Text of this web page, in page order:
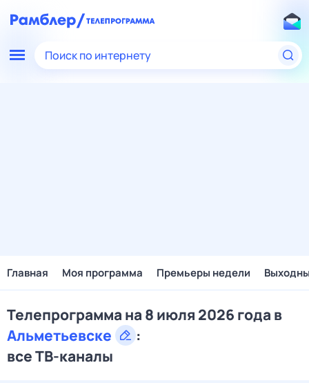
Поиск по интернету
Главная Моя программа Премьеры недели
Телепрограмма на 8 июля 2026 года в
Альметьевске
:
все ТВ-каналы